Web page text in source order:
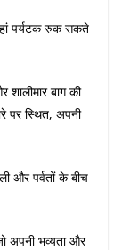
पर्यटक रुक सकते
शालीमार बाग की
पर स्थित, अपनी
और पर्वतों के बीच
अपनी भव्यता और